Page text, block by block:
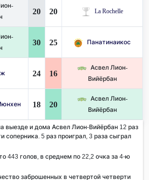
20 20 La Rochelle
30 25 Панатинаикос
24 16
Асвел Лион-
Вийёрбан
18 20
Асвел Лион-
Вийёрбан
выезде и дома Асвел Лион-Вийёрбан 12 раз
соперника. 5 раз проиграл, 3 раза сыграл
443 голов, в среднем по 22,2 очка за 4-ю
заброшенных в четвертой четверти